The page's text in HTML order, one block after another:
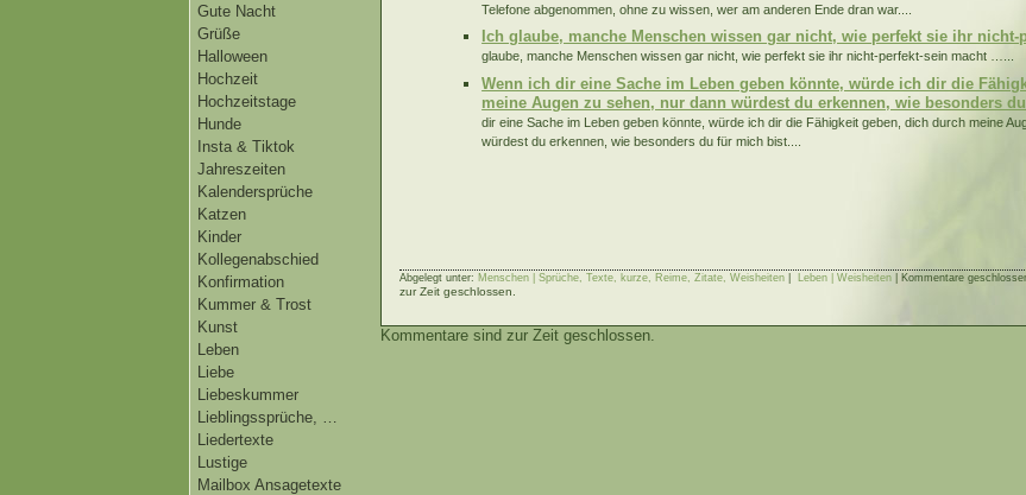
Gute Nacht
Grüße
Halloween
Hochzeit
Hochzeitstage
Hunde
Insta & Tiktok
Jahreszeiten
Kalendersprüche
Katzen
Kinder
Kollegenabschied
Konfirmation
Kummer & Trost
Kunst
Leben
Liebe
Liebeskummer
Lieblingssprüche, …
Liedertexte
Lustige
Mailbox Ansagetexte
Telefone abgenommen, ohne zu wissen, wer am anderen Ende dran war....
Ich glaube, manche Menschen wissen gar nicht, wie perfekt sie ihr
glaube, manche Menschen wissen gar nicht, wie perfekt sie ihr nicht-perfekt-sein macht …...
Wenn ich dir eine Sache im Leben geben könnte, würde ich dir die
meine Augen zu sehen, nur dann würdest du erkennen, wie besonders
dir eine Sache im Leben geben könnte, würde ich dir die Fähigkeit geben, dich durch meine
würdest du erkennen, wie besonders du für mich bist....
Abgelegt unter: Menschen | Sprüche, Texte, kurze, Reime, Zitate, Weisheiten Leben | Weisheiten Kommentare
zur Zeit geschlossen.
Kommentare sind zur Zeit geschlossen.